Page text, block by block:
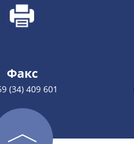
Факс
(34) 409 601